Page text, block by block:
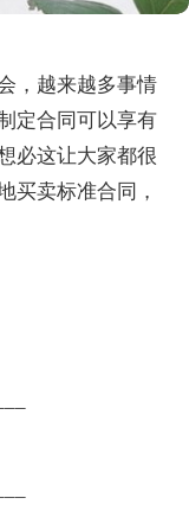
，越来越多事情
定合同可以享有
必这让大家都很
买卖标准合同，